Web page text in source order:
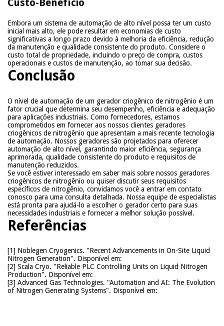
Custo-Benefício
Embora um sistema de automação de alto nível possa ter um custo
inicial mais alto, ele pode resultar em economias de custo
significativas a longo prazo devido à melhoria da eficiência, redução
da manutenção e qualidade consistente do produto. Considere o
custo total de propriedade, incluindo o preço de compra, custos
operacionais e custos de manutenção, ao tomar sua decisão.
Conclusão
O nível de automação de um gerador criogênico de nitrogênio é um
fator crucial que determina seu desempenho, eficiência e adequação
para aplicações industriais. Como fornecedores, estamos
comprometidos em fornecer aos nossos clientes geradores
criogênicos de nitrogênio que apresentam a mais recente tecnologia
de automação. Nossos geradores são projetados para oferecer
automação de alto nível, garantindo maior eficiência, segurança
aprimorada, qualidade consistente do produto e requisitos de
manutenção reduzidos.
Se você estiver interessado em saber mais sobre nossos geradores
criogênicos de nitrogênio ou quiser discutir seus requisitos
específicos de nitrogênio, convidamos você a entrar em contato
conosco para uma consulta detalhada. Nossa equipe de especialistas
está pronta para ajudá-lo a escolher o gerador certo para suas
necessidades industriais e fornecer a melhor solução possível.
Referências
[1] Noblegen Cryogenics. "Recent Advancements in On-Site Liquid
Nitrogen Generation". Disponível em:
[2] Scala Cryo. "Reliable PLC Controlling Units on Liquid Nitrogen
Production". Disponível em:
[3] Advanced Gas Technologies. "Automation and AI: The Evolution
of Nitrogen Generating Systems". Disponível em: